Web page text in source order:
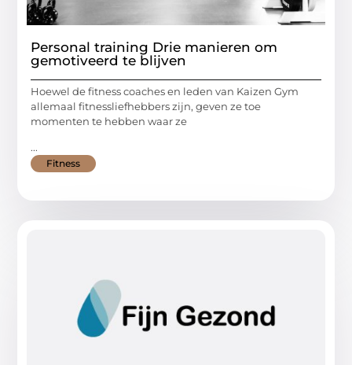
Personal training Drie manieren om
gemotiveerd te blijven
Hoewel de fitness coaches en leden van Kaizen Gym
allemaal fitnessliefhebbers zijn, geven ze toe
momenten te hebben waar ze
...
Fitness